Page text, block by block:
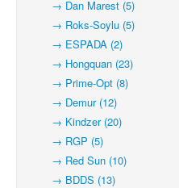
→ Dan Marest (5)
→ Roks-Soylu (5)
→ ESPADA (2)
→ Hongquan (23)
→ Prime-Opt (8)
→ Demur (12)
→ Kindzer (20)
→ RGP (5)
→ Red Sun (10)
→ BDDS (13)